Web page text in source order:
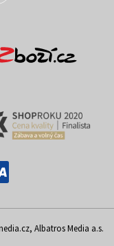
Albatros Media a.s.